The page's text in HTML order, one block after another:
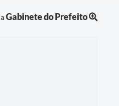
Gabinete do Prefeito